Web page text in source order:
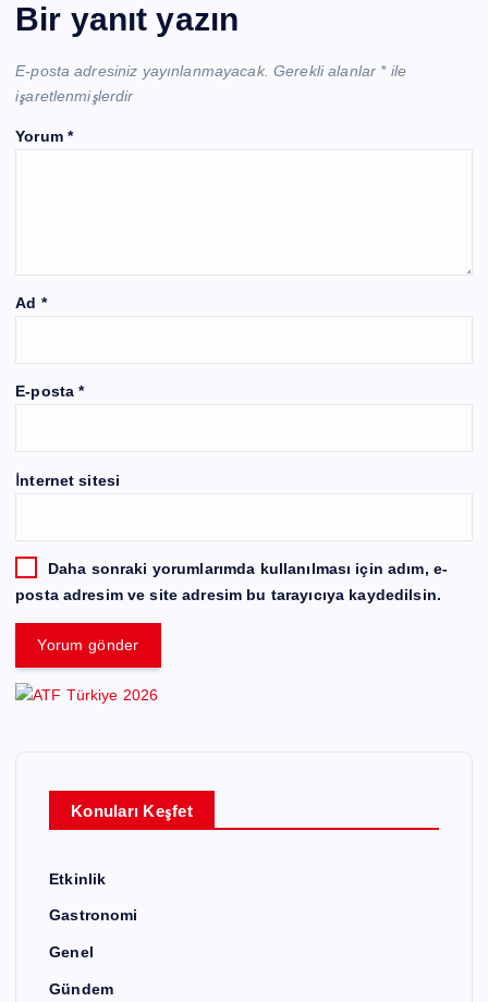
Bir yanıt yazın
E-posta adresiniz yayınlanmayacak. Gerekli alanlar *ile
işaretlenmişlerdir
Yorum *
Ad *
E-posta*
İnternet sitesi
Daha sonraki yorumlarımda kullanılması için adım, e-
posta adresim ve site adresim bu tarayıcıya kaydedilsin.
Konuları Keşfet
Etkinlik
Gastronomi
Genel
Gündem